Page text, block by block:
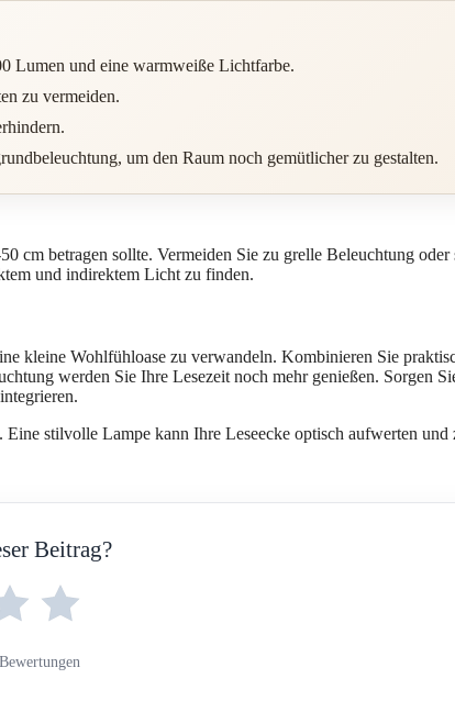
Lumen und eine warmweiße Lichtfarbe.
zu vermeiden.
um den Raum noch gemütlicher zu gestalten.
cm betragen sollte. Vermeiden Sie zu grelle Beleuchtung
und indirektem Licht zu finden.
kleine Wohlfühloase zu verwandeln. Kombinieren Sie
werden Sie Ihre Lesezeit noch mehr genießen. Sorgen
stilvolle Lampe kann Ihre Leseecke optisch aufwerten
Beitrag?